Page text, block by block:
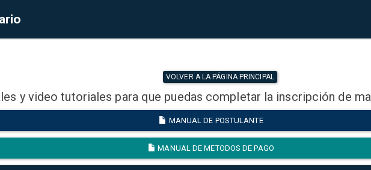
VOLVER A LA PÁGINA PRINCIPAL
y video tutoriales para que puedas completar la inscripción de
MANUAL DE POSTULANTE
MANUAL DE METODOS DE PAGO